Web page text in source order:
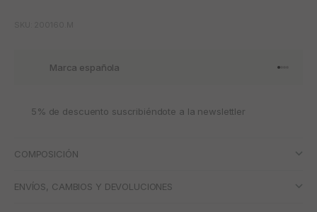
Marca española Ir al
Ir al
5% de descuento suscribiéndote a la newslettler
COMPOSICIÓN
ENVÍOS, CAMBIOS Y DEVOLUCIONES